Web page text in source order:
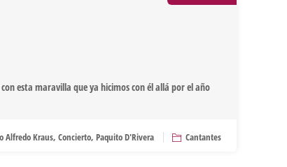
esta maravilla que ya hicimos con él allá por el año
Alfredo Kraus, Concierto, Paquito D'Rivera Cantantes